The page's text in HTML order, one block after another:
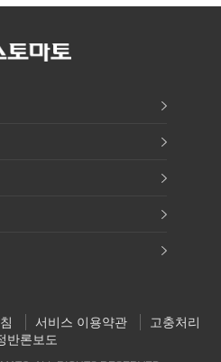
생기면 환불
서비스 이용약관
고충처리
반론보도